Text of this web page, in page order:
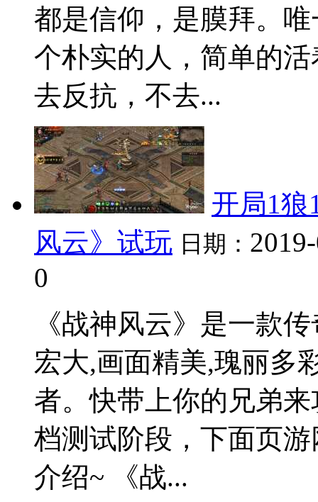
都是信仰，是膜拜。
个朴实的人，简单的
去反抗，不去...
开局1狼
风云》试玩 日期：
0
《战神风云》是一款
宏大,画面精美,瑰丽多
者。快带上你的兄弟
档测试阶段，下面页
介绍~ 《战...